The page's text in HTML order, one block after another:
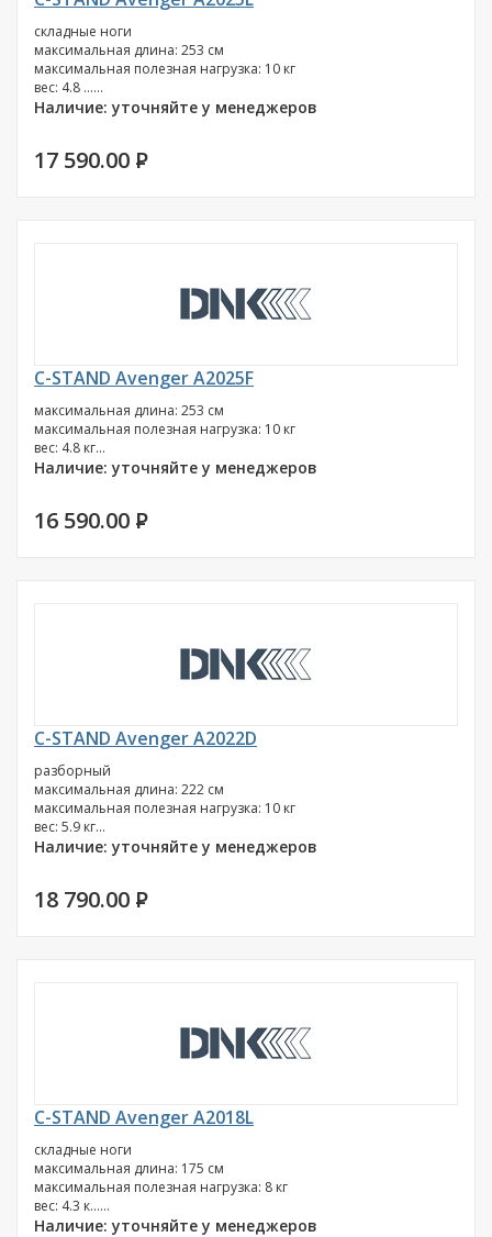
складные ноги
максимальная длина: 253 см
максимальная полезная нагрузка: 10 кг
вес: 4.8 ......
Наличие: уточняйте у менеджеров
17 590.00 P
C-STAND Avenger A2025F
максимальная длина: 253 см
максимальная полезная нагрузка: 10 кг
вес: 4.8 кг...
Наличие: уточняйте у менеджеров
16 590.00 P
C-STAND Avenger A2022D
разборный
максимальная длина: 222 см
максимальная полезная нагрузка: 10 кг
вес: 5.9 кг...
Наличие: уточняйте у менеджеров
18 790.00 P
C-STAND Avenger A2018L
складные ноги
максимальная длина: 175 см
максимальная полезная нагрузка: 8 кг
вес: 4.3 к......
Наличие: уточняйте у менеджеров